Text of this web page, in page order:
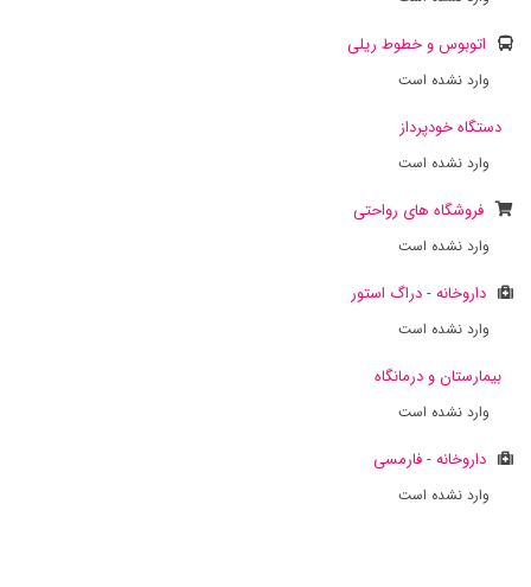
اتوبوس و خطوط ریلی
وارد نشده است
دستگاه خودپرداز
وارد نشده است
فروشگاه های رواحتی
وارد نشده است
داروخانه - دراگ استور
وارد نشده است
بیمارستان و درمانگاه
وارد نشده است
داروخانه - فارمسی
وارد نشده است